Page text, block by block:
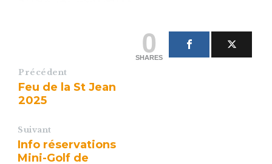
0
SHARES
Précédent
Feu de la St Jean
2025
Suivant
Info réservations
Mini-Golf de